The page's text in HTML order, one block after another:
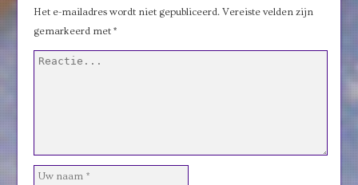
Het e-mailadres wordt niet gepubliceerd. Vereiste velden zijn
gemarkeerd met*